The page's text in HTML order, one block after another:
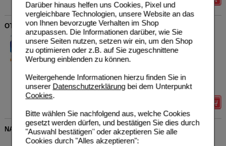
Darüber hinaus helfen uns Cookies, Pixel und
vergleichbare Technologien, unsere Website an das
von Ihnen bevorzugte Verhalten im Shop
anzupassen. Die Informationen darüber, wie Sie
unsere Seiten nutzen, setzen wir ein, um den Shop
zu optimieren oder z.B. auf Sie zugeschnittene
Werbung einblenden zu können.
Weitergehende Informationen hierzu finden Sie in
unserer Datenschutzerklärungbei dem Unterpunkt
Cookies.
Bitte wählen Sie nachfolgend aus, welche Cookies
gesetzt werden dürfen, und bestätigen Sie dies durch
"Auswahl bestätigen" oder akzeptieren Sie alle
Cookies durch "Alles akzeptieren":
OTRIVEN 0,05% Nasentropfen
Haleon Germany GmbH
00753679
Nasentropfen Unser Preis
Grundpreis
254,00 €
Max. Abgabe:
NASENSPRAY-ratiopharm Kinder kons.frei
ratiopharm GmbH